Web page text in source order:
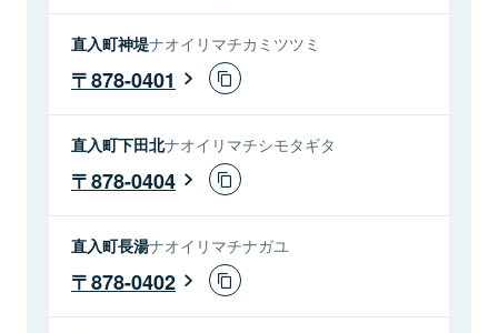
直入町神堤ナオイリマチカミツツミ
878-0401
直入町下田北ナオイリマチシモタギタ
878-0404
直入町長湯ナオイリマチナガユ
878-0402